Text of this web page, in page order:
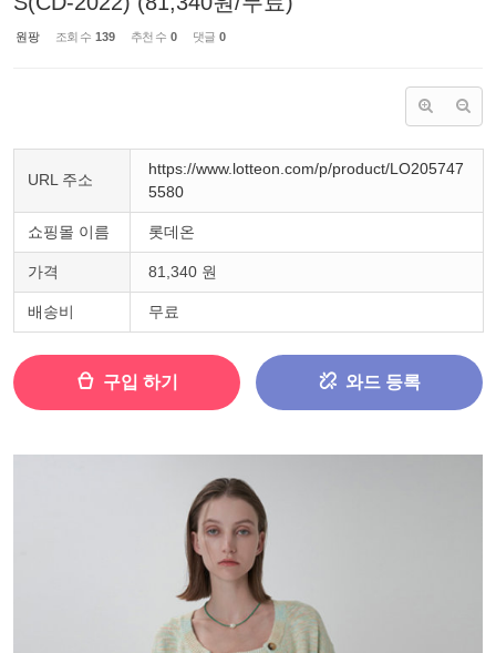
원팡 조회 수 139 추천 수 0 댓글 0
URL 주소
https://www.lotteon.com/p/product/LO205747
5580
쇼핑몰 이름 롯데온
가격 81,340 원
배송비 무료
구입 하기 와드 등록